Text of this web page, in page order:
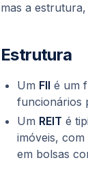
mas a
Estrutura
Um FII é um
funcionários
Um REIT é
imóveis,
em bolsas